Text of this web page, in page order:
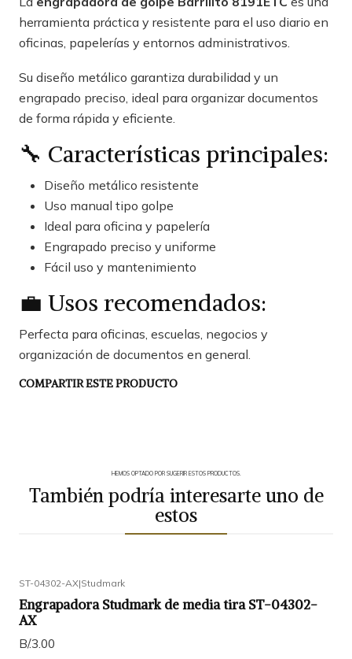
herramienta práctica y resistente para el uso diario en
oficinas, papelerías y entornos administrativos.
Su diseño metálico garantiza durabilidad y un
engrapado preciso, ideal para organizar documentos
de forma rápida y eficiente.
🔧 Características principales:
Diseño metálico resistente
Uso manual tipo golpe
Ideal para oficina y papelería
Engrapado preciso y uniforme
Fácil uso y mantenimiento
💼 Usos recomendados:
Perfecta para oficinas, escuelas, negocios y
organización de documentos en general.
COMPARTIR ESTE PRODUCTO
HEMOS OPTADO POR SUGERIR ESTOS PRODUCTOS.
También podría interesarte uno de
estos
ST-04302-AX|Studmark
Engrapadora Studmark de media tira ST-04302-
AX
B/.3.00